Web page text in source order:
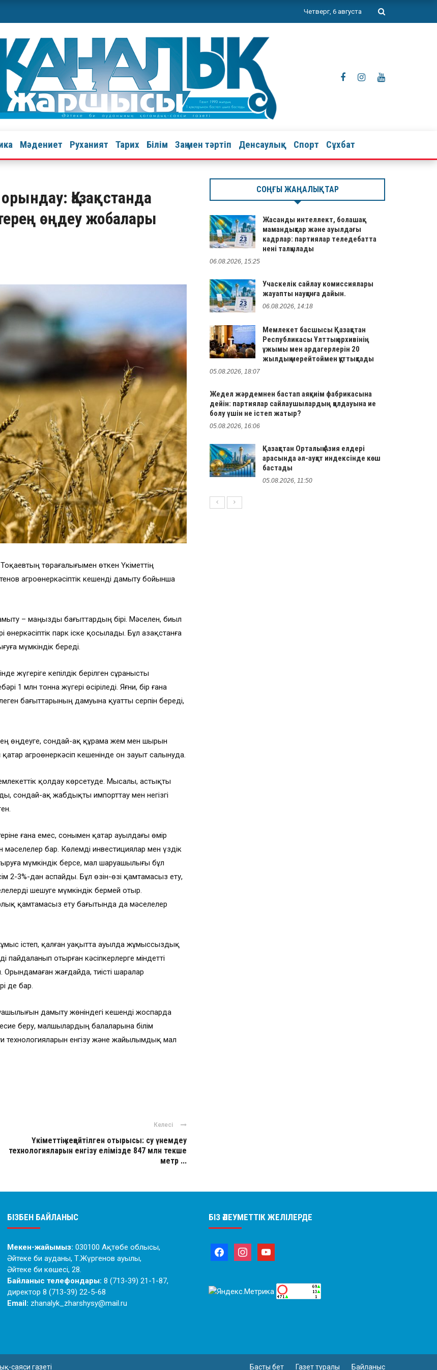
Четверг, 6 августа
Мәдениет Руханият Тарих Білім Заң мен тәртіп Денсаулық Спорт Сұхбат
Қазақстанда
өңдеу жобалары
төрағалығымен өткен Үкіметтің
агроөнеркәсіптік кешенді дамыту бойынша
– маңызды бағыттардың бірі. Мәселен, биыл
парк іске қосылады. Бұл Қазақстанға
мүмкіндік береді.
жүгеріге кепілдік берілген сұранысты
1 млн тонна жүгері өсіріледі. Яғни, бір ғана
бағыттарының дамуына қуатты серпін береді,
өңдеуге, сондай-ақ құрама жем мен шырын
агроөнеркәсіп кешенінде он зауыт салынуда.
қолдау көрсетуде. Мысалы, астықты
сондай-ақ жабдықты импорттау мен негізгі
ғана емес, сонымен қатар ауылдағы өмір
мәселелер бар. Көлемді инвестициялар мен үздік
мүмкіндік берсе, мал шаруашылығы бұл
2-3%-дан аспайды. Бұл өзін-өзі қамтамасыз ету,
шешуге мүмкіндік бермей отыр.
қамтамасыз ету бағытында да мәселелер
істеп, қалған уақытта ауылда жұмыссыздық
отырған кәсіпкерлерге міндетті
жағдайда, тиісті шаралар
де бар.
дамыту жөніндегі кешенді жоспарда
беру, малшылардың балаларына білім
енгізу және жайылымдық мал
Келесі
Үкіметтің кеңейтілген отырысы: су үнемдеу
технологияларын енгізу елімізде 847 млн текше
метр ...
СОҢҒЫ ЖАҢАЛЫҚТАР
Жасанды интеллект, болашақ
мамандықтар және ауылдағы
кадрлар: партиялар теледебатта
нені талқылады
06.08.2026, 15:25
Учаскелік сайлау комиссиялары
жауапты науқанға дайын.
06.08.2026, 14:18
Мемлекет басшысы Қазақстан
Республикасы Ұлттық архивінің
ұжымы мен ардагерлерін 20
жылдық мерейтоймен құттықтады
05.08.2026, 18:07
Жедел жәрдемнен бастап аяқкиім фабрикасына
дейін: партиялар сайлаушылардың қолдауына ие
болу үшін не істеп жатыр?
05.08.2026, 16:06
Қазақстан Орталық Азия елдері
арасында әл-ауқат индексінде көш
бастады
05.08.2026, 11:50
БІЗБЕН БАЙЛАНЫС
Мекен-жайымыз: 030100 Ақтөбе облысы,
Әйтеке би ауданы, Т.Жүргенов ауылы,
Әйтеке би көшесі, 28.
Байланыс телефондары: 8 (713-39) 21-1-87,
директор 8 (713-39) 22-5-68
Email: zhanalyk_zharshysy@mail.ru
БІЗ ӘЛЕУМЕТТІК ЖЕЛІЛЕРДЕ
саяси газеті Басты бет Газет туралы Байланыс